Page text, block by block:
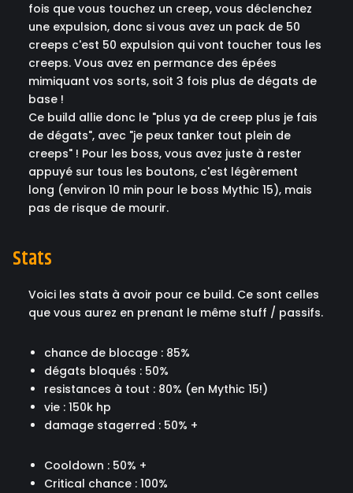
fois que vous touchez un creep, vous déclenchez
une expulsion, donc si vous avez un pack de 50
creeps c'est 50 expulsion qui vont toucher tous les
creeps. Vous avez en permance des épées
mimiquant vos sorts, soit 3 fois plus de dégats de
base !
Ce build allie donc le "plus ya de creep plus je fais
de dégats", avec "je peux tanker tout plein de
creeps" ! Pour les boss, vous avez juste à rester
appuyé sur tous les boutons, c'est légèrement
long (environ 10 min pour le boss Mythic 15), mais
pas de risque de mourir.
Stats
Voici les stats à avoir pour ce build. Ce sont celles
que vous aurez en prenant le même stuff / passifs.
chance de blocage : 85%
dégats bloqués : 50%
resistances à tout : 80% (en Mythic 15!)
vie : 150k hp
damage stagerred : 50% +
Cooldown : 50% +
Critical chance : 100%